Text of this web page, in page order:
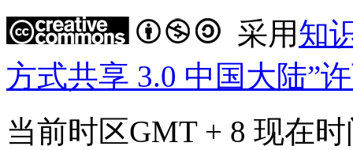
采用知
方式共享 3.0 中国大陆”
当前时区GMT + 8 现在